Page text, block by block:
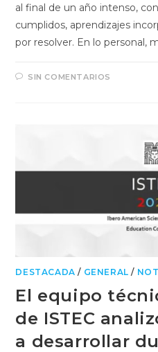
al final de un año intenso,
cumplidos, aprendizajes
por resolver. En lo personal,
SIN COMENTARIOS
DESTACADA / GENERAL /
El equipo
de ISTEC
a desarrollar